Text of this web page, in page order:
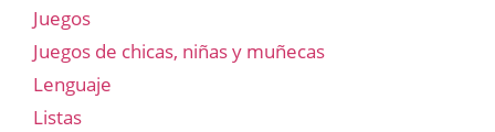
Juegos
Juegos de chicas, niñas y muñecas
Lenguaje
Listas